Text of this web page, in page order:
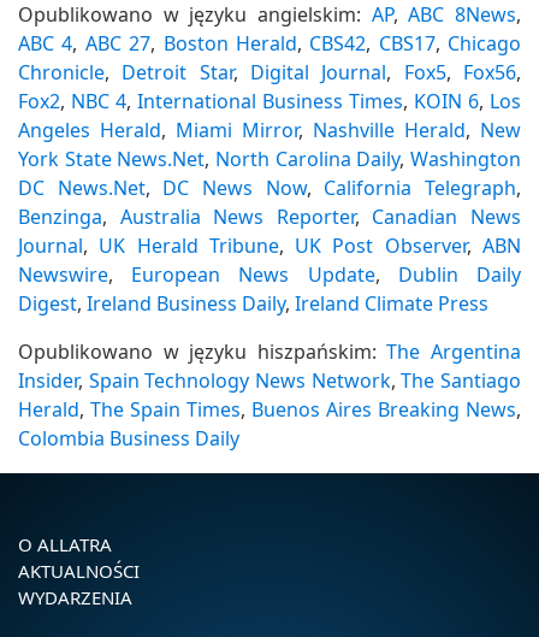
Opublikowano w języku angielskim: AP,ABC 8News,
ABC 4, ABC 27, Boston Herald, CBS42, CBS17, Chicago
Chronicle, Detroit Star, Digital Journal, Fox5, Fox56,
Fox2, NBC 4, International Business Times, KOIN 6, Los
Angeles Herald, Miami Mirror, Nashville Herald, New
York State News.Net, North Carolina Daily,Washington
DC News.Net, DC News Now, California Telegraph,
Benzinga, Australia News Reporter, Canadian News
Journal, UK Herald Tribune, UK Post Observer,ABN
Newswire, European News Update, Dublin Daily
Digest, Ireland Business Daily, Ireland Climate Press
Opublikowano w języku hiszpańskim:The Argentina
Insider, Spain Technology News Network,The Santiago
Herald, The Spain Times, Buenos Aires Breaking News,
Colombia Business Daily
O ALLATRA
AKTUALNOŚCI
WYDARZENIA